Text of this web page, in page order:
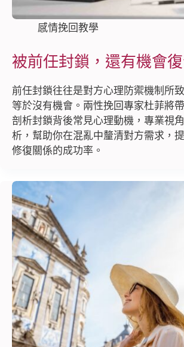
感情挽回教學
被前任封鎖，還有機會
前任封鎖往往是對方心理防禦機制所
等於沒有機會。兩性挽回專家杜菲將
剖析封鎖背後常見心理動機，專業視
析，幫助你在混亂中釐清對方需求，
修復關係的成功率。